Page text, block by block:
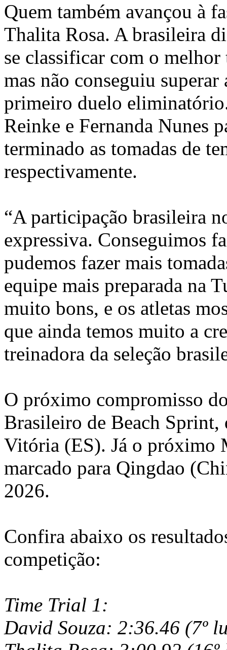
Quem também avançou à
Thalita Rosa. A brasileira
se classificar com o
mas não conseguiu
primeiro duelo
Reinke e Fernanda Nunes
terminado as tomadas de
respectivamente.
“A participação brasileira
expressiva. Conseguimos
pudemos fazer mais
equipe mais preparada na
muito bons, e os atletas
que ainda temos muito a
treinadora da seleção
O próximo compromisso
Brasileiro de Beach Sprint,
Vitória (ES). Já o próximo
marcado para Qingdao
2026.
Confira abaixo os
competição:
Time Trial 1:
David Souza: 2:36.46 (7º